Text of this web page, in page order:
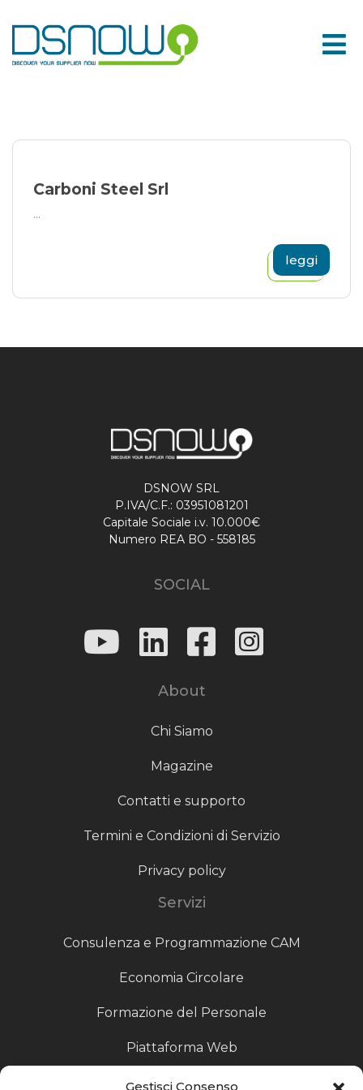
Gestisci Consenso
to
content
Carboni Steel Srl
...
leggi
DSNOW SRL
P.IVA/C.F.: 03951081201
Capitale Sociale i.v. 10.000€
Numero REA BO - 558185
SOCIAL
About
Chi Siamo
Magazine
Contatti e supporto
Termini e Condizioni di Servizio
Privacy policy
Servizi
Consulenza e Programmazione CAM
Economia Circolare
Formazione del Personale
Piattaforma Web
Scouting fornitori